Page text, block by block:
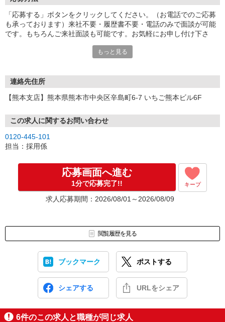
「応募する」ボタンをクリックしてください。（お電話でのご応募
も承っております）来社不要・履歴書不要・電話のみで面談が可能
です。もちろんご来社面談も可能です。お気軽にお申し付け下さ
もっと見る
連絡先住所
【熊本支店】熊本県熊本市中央区辛島町6-7 いちご熊本ビル6F
この求人に関するお問い合わせ
0120-445-101
担当：採用係
応募画面へ進む
1分で応募完了!! キープ
求人応募期間：2026/08/01～2026/08/09
閲覧履歴を見る
ブックマーク ポストする
シェアする URLをシェア
6件のこの求人と職種が同じ求人